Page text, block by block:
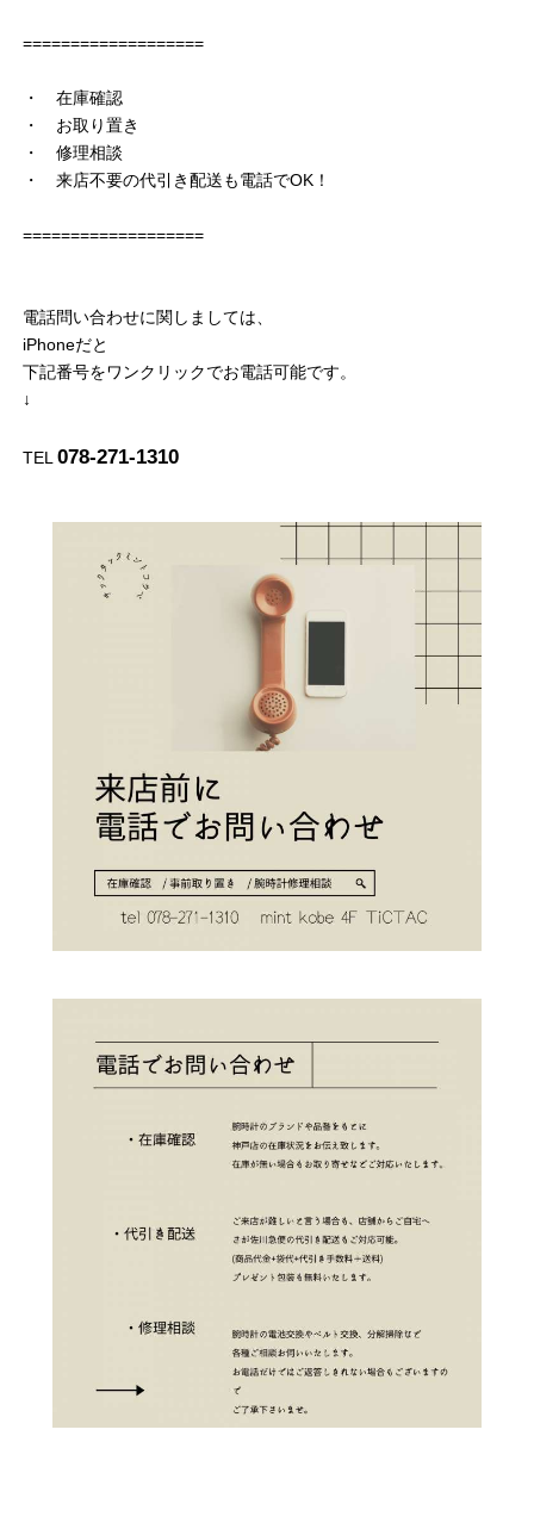
===================
・ 在庫確認
・ お取り置き
・ 修理相談
・ 来店不要の代引き配送も電話でOK！
===================
電話問い合わせに関しましては、
iPhoneだと
下記番号をワンクリックでお電話可能です。
↓
TEL 078-271-1310